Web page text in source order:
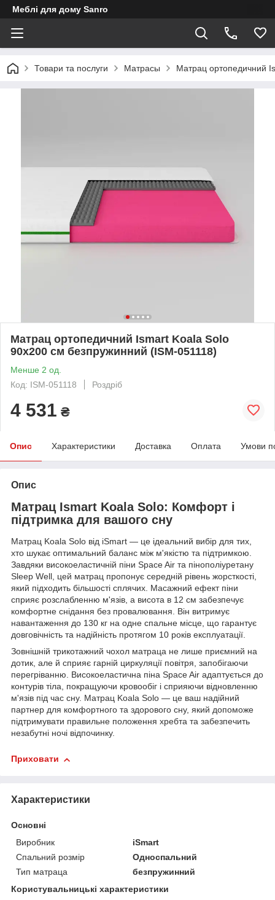
Меблі для дому Sanro
Товари та послуги Матрасы Матрац ортопедичний
Матрац ортопедичний Ismart Koala Solo
90х200 см безпружинний (ISM-051118)
Менше 2 од.
Код: ISM-051118
Роздріб
4 531 ₴
Опис Характеристики Доставка Оплата Умови
Опис
Матрац Ismart Koala Solo: Комфорт і
підтримка для вашого сну
Матрац Koala Solo від iSmart — це ідеальний вибір для тих,
хто шукає оптимальний баланс між м'якістю та підтримкою.
Завдяки високоеластичній піни Space Air та пінополіуретану
Sleep Well, цей матрац пропонує середній рівень жорсткості,
який підходить більшості сплячих. Масажний ефект піни
сприяє розслабленню м'язів, а висота в 12 см забезпечує
комфортне снідання без провалювання. Він витримує
навантаження до 130 кг на одне спальне місце, що гарантує
довговічність та надійність протягом 10 років експлуатації.
Зовнішній трикотажний чохол матраца не лише приємний на
дотик, але й сприяє гарній циркуляції повітря, запобігаючи
перегріванню. Високоеластична піна Space Air адаптується до
контурів тіла, покращуючи кровообіг і сприяючи відновленню
м'язів під час сну. Матрац Koala Solo — це ваш надійний
партнер для комфортного та здорового сну, який допоможе
підтримувати правильне положення хребта та забезпечить
незабутні ночі відпочинку.
Приховати
Характеристики
Основні
Виробник
iSmart
Спальний розмір
Односпальний
Тип матраца
безпружинний
Користувальницькі характеристики